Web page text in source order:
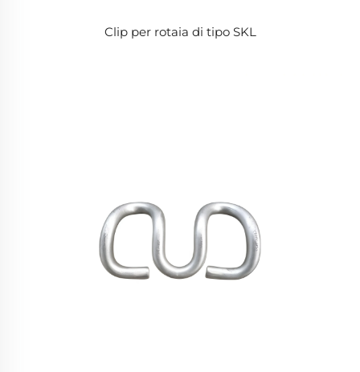
Clip per rotaia di tipo SKL